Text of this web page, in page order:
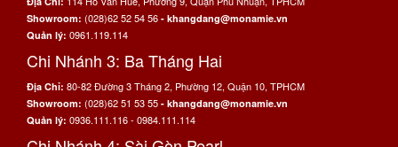
Showroom: (028)62 52 54 56 - khangdang@monamie.vn
Quản lý: 0961.119.114
Chi Nhánh 3: Ba Tháng Hai
Địa Chỉ: 80-82 Đường 3 Tháng 2, Phường 12, Quận 10, TPHCM
Showroom: (028)62 51 53 55 - khangdang@monamie.vn
Quản lý: 0936.111.116 - 0984.111.114